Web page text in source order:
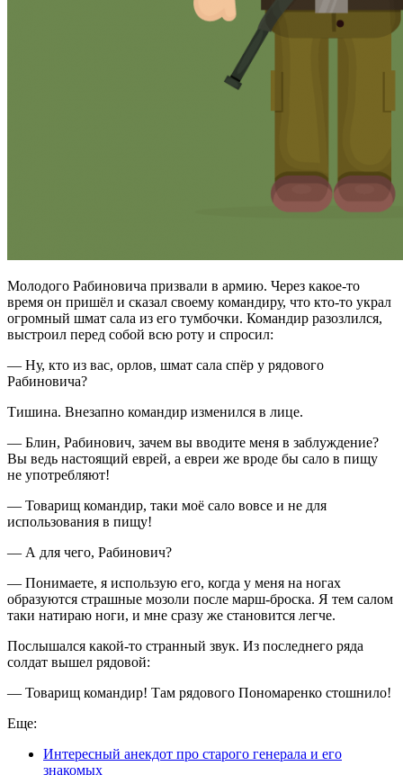
Молодого Рабиновича призвали в армию. Через какое-то
время он пришёл и сказал своему командиру, что кто-то украл
огромный шмат сала из его тумбочки. Командир разозлился,
выстроил перед собой всю роту и спросил:
— Ну, кто из вас, орлов, шмат сала спёр у рядового
Рабиновича?
Тишина. Внезапно командир изменился в лице.
— Блин, Рабинович, зачем вы вводите меня в заблуждение?
Вы ведь настоящий еврей, а евреи же вроде бы сало в пищу
не употребляют!
— Товарищ командир, таки моё сало вовсе и не для
использования в пищу!
— А для чего, Рабинович?
— Понимаете, я использую его, когда у меня на ногах
образуются страшные мозоли после марш-броска. Я тем салом
таки натираю ноги, и мне сразу же становится легче.
Послышался какой-то странный звук. Из последнего ряда
солдат вышел рядовой:
— Товарищ командир! Там рядового Пономаренко стошнило!
Еще:
Интересный анекдот про старого генерала и его
знакомых